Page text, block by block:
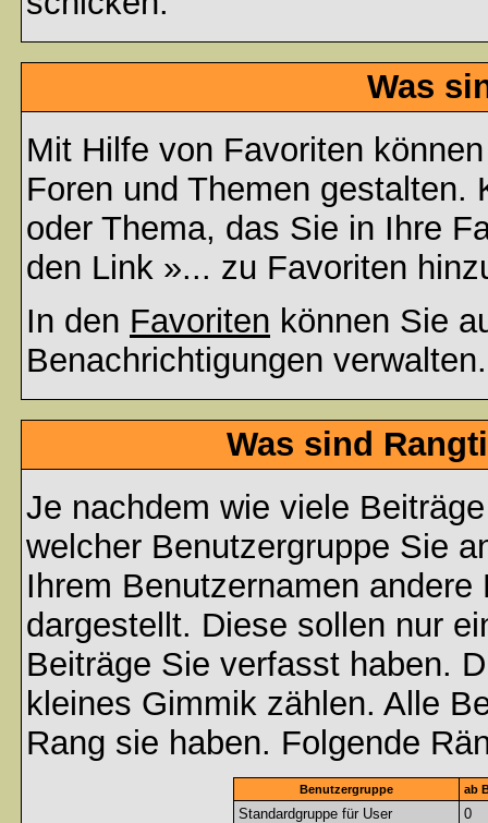
Was
Mit Hilfe von Favoriten
Foren und Themen
oder Thema, das Sie in Ihre
den Link »... zu Favoriten
In den Favoriten können Sie
Benachrichtigungen verwalten.
Was sind
Je nachdem wie viele
welcher Benutzergruppe Sie
Ihrem Benutzernamen
dargestellt. Diese sollen nur
Beiträge Sie verfasst haben.
kleines Gimmik zählen. Alle
Rang sie haben. Folgende
Benutzergruppe ab
Standardgruppe für User
0